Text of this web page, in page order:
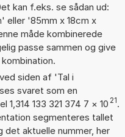
kan f.eks. se sådan ud:
eller '85mm x 18cm x
måde kombinerede
passe sammen og give
siden af 'Tal i
svaret som en
1,314 133 321 374 7 × 10 21.
segmenteres tallet
det aktuelle nummer, her